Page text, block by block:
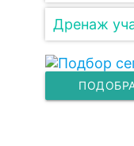
Дренаж